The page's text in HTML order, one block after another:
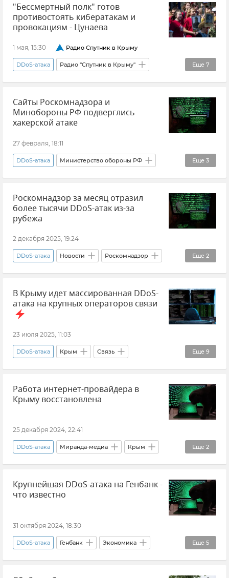
Киберпреступность Новости
Общество Цифровая безопасность
"Бессмертный полк" готов
противостоять кибератакам и
провокациям - Цунаева
1 мая, 15:30 Радио Спутник в Крыму
Еще 7
DDoS-атака Радио "Спутник в Крыму"
Елена Цунаева Бессмертный полк
Фейк Великая Отечественная война
Киберпреступность
Сайты Роскомнадзора и
Минобороны РФ подверглись
хакерской атаке
27 февраля, 18:11
Еще 3
DDoS-атака Министерство обороны РФ
Роскомнадзор Происшествия
Новости
Роскомнадзор за месяц отразил
более тысячи DDoS-атак из-за
рубежа
2 декабря 2025, 19:24
Еще 2
DDoS-атака Новости Роскомнадзор
Интернет Кибербезопасность
В Крыму идет массированная DDoS-
атака на крупных операторов связи
23 июля 2025, 11:03
Еще 9
DDoS-атака Крым Связь
Связь в Крыму Мобильная связь
Киберпреступность Кибербезопасность
Хакеры
Новости Крыма
Общество
Работа интернет-провайдера в
Крыму восстановлена
25 декабря 2024, 22:41
Еще 2
DDoS-атака Миранда-медиа Крым
Новости Крыма Интернет
Крупнейшая DDoS-атака на Генбанк -
что известно
31 октября 2024, 18:30
Еще 5
DDoS-атака Генбанк Экономика
Экономика Крыма Новости